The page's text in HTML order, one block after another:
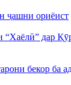
ҷашни ориёист
дар
бекор ба